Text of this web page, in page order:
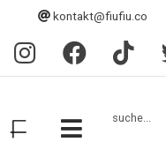
kontakt@fiufiu.co
suche...